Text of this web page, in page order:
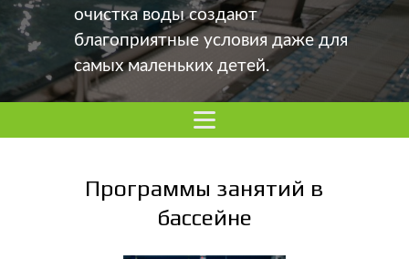
очистка воды создают
благоприятные условия даже для
самых маленьких детей.
Программы занятий в
бассейне